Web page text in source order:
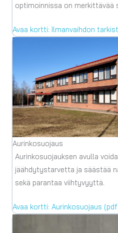
optimoinnissa on merkittävää
Avaa kortti: Ilmanvaihdon
Aurinkosuojaus
Aurinkosuojauksen avulla
jäähdytystarvetta ja säästää
sekä parantaa viihtyvyyttä.
Avaa kortti: Aurinkosuojaus